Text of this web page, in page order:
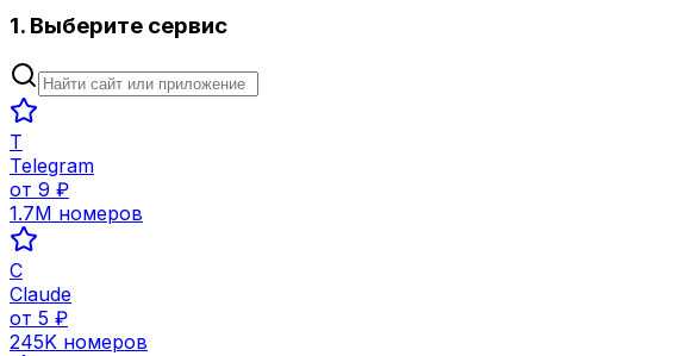
1. Выберите сервис
T
Telegram
от 9 ₽
1.7M номеров
C
Claude
от 5 ₽
245K номеров